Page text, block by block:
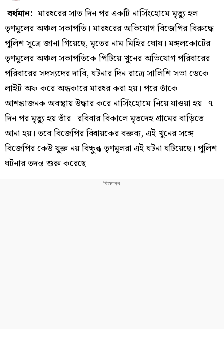
বর্ধমান: মারধরের সাত দিন পর একটি নার্সিংহোমে মৃত্যু হল
তৃণমূলের অঞ্চল সভাপতি। মারধরের অভিযোগ বিজেপির বিরুদ্ধে।
পুলিশ সূত্রে জানা গিয়েছে, মৃতের নাম মিহির ঘোষ। মঙ্গলকোটের
তৃণমূলের অঞ্চল সভাপতিকে পিটিয়ে খুনের অভিযোগ পরিবারের।
পরিবারের সদস্যদের দাবি, ঘটনার দিন রাত্রে সালিশি সভা ডেকে
লাইট অফ করে অন্ধকারে মারধর করা হয়। পরে তাঁকে
আশঙ্কাজনক অবস্থায় উদ্ধার করে নার্সিংহোমে নিয়ে যাওয়া হয়। ৭
দিন পর মৃত্যু হয় তাঁর। রবিবার বিকালে মৃতদেহ গ্রামের বাড়িতে
আনা হয়। তবে বিজেপির বিধায়কের বক্তব্য, এই খুনের সঙ্গে
বিজেপির কেউ যুক্ত নয় বিক্ষুব্ধ তৃণমূলরা এই ঘটনা ঘটিয়েছে। পুলিশ
ঘটনার তদন্ত শুরু করেছে।